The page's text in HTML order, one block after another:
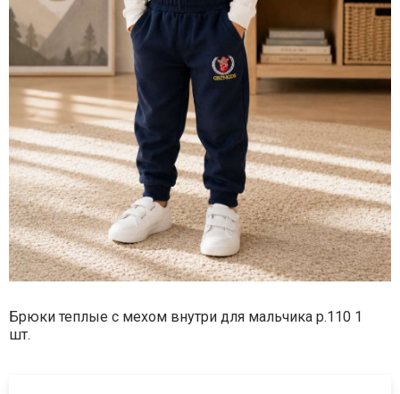
Брюки теплые с мехом внутри для мальчика р.110 1
шт.